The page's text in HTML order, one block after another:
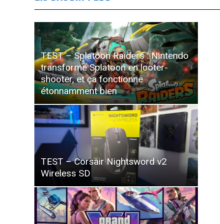
TEST – Splatoon Raiders : Nintendo
transforme Splatoon en looter-
shooter, et ça fonctionne
étonnamment bien
TEST – Corsair Nightsword v2
Wireless SD